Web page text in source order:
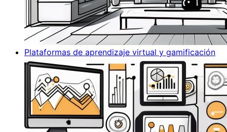
Plataformas de aprendizaje virtual y gamificación